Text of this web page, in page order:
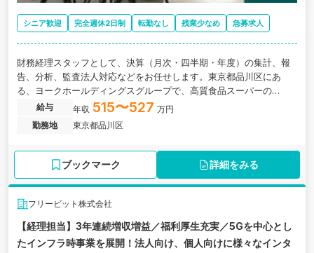
シニア歓迎 完全週休2日制 転勤なし 残業少なめ 急募求人
財務経理スタッフとして、決算（月次・四半期・年度）の集計、報
告、分析、監査法人対応などをお任せします。東京都品川区にあ
る、ヨークホールディングスグループで、高質食品スーパーの
「ザ・ガーデン 自由が丘」を関東圏に19店舗展開する求人です。
給与 年収 515〜527 万円
勤務地
東京都品川区
ブックマーク 詳細をみる
フリービット株式会社
【経理担当】3年連続増収増益／福利厚生充実／5Gを中心とし
たインフラ時事業を展開！法人向け、個人向けに様々なインタ